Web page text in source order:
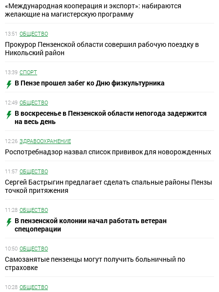
«Международная кооперация и экспорт»: набираются
желающие на магистерскую программу
13:51 ОБЩЕСТВО
Прокурор Пензенской области совершил рабочую поездку в
Никольский район
13:39 СПОРТ
В Пензе прошел забег ко Дню физкультурника
12:49 ОБЩЕСТВО
В воскресенье в Пензенской области непогода задержится
на весь день
12:26 ЗДРАВООХРАНЕНИЕ
Роспотребнадзор назвал список прививок для новорожденных
11:57 ОБЩЕСТВО
Сергей Бастрыгин предлагает сделать спальные районы Пензы
точкой притяжения
11:28 ОБЩЕСТВО
В пензенской колонии начал работать ветеран
спецоперации
10:50 ОБЩЕСТВО
Самозанятые пензенцы могут получить больничный по
страховке
10:28 ОБЩЕСТВО